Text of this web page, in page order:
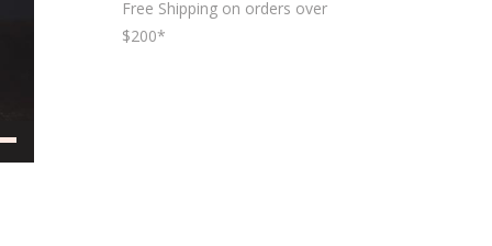
Free Shipping on orders over
$200*